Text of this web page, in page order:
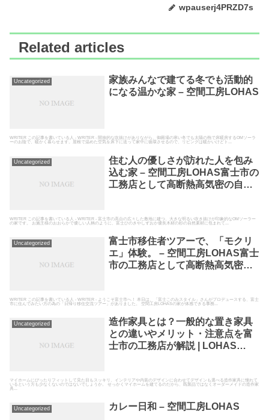
wpauserj4PRZD7s
Related articles
Uncategorized
家族みんなで建てる冬でも活動的
になる温かな家 – 空間工房LOHAS
WRITER この記事を書いている人 - WRITER - 開放的な吹抜けがありながら、御殿場の寒い冬でも太陽の熱で床暖房するOMソーラ
ーのお陰で、暖かく暮らせます。屋根で温めた空気を床下に送って家中に循環させるので、リビングは暖かいけどト...
Uncategorized
住む人の優しさが訪れた人を包み
込む家 – 空間工房LOHAS富士市の
工務店として高断熱高気密の自然
WRITER この記事を書いている人 - WRITER - 富士市の高台の広々した敷地に建つ、大きな明るい吹き抜けが印象的なOMソーラー
の家です。 お施主様のおおらかで優しい人柄のように、富士ひのきやしずおか優良木材の杉の自然素材に包まれて...
Uncategorized
富士市移住者ツアーで、「モクリ
エ」体験。 – 空間工房LOHAS富士
市の工務店として高断熱高気密の
WRITER この記事を書いている人 - WRITER - ようこそ富士市へ！ 本日は、「富士このみスタイル」さんがプロデュースする、富士
市に住んでみたい方の為の「日帰り移住交流ツアー」がありました。 空間工房LOHASの家が体感できる事務...
Uncategorized
造作家具とは？一般的な置き家具
との違いやメリット・注意点を富
士市の工務店が解説 | LOHAS
マイホームにぴったりフィットして見た目もスッキリ、インテリアや内装のデザインに合わせてデザインも選べる造作家具に憧れて
いるという方も少なくないのではないでしょうか。 せっかくマイホームを建てるのだから、既製品ではなくオーダーメイドの造作家
具...
Uncategorized カレー日和 – 空間工房LOHAS